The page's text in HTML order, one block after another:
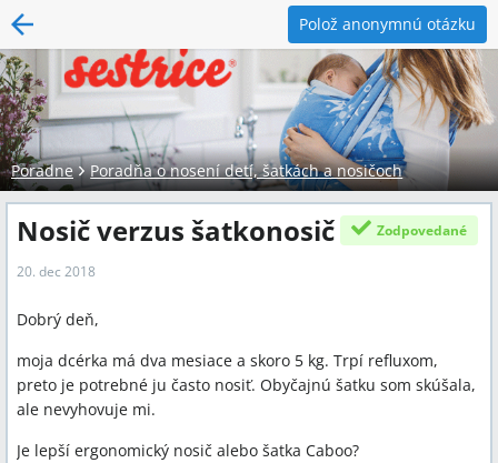
Polož anonymnú otázku
Poradne Poradňa o nosení detí, šatkách a nosičoch
Nosič verzus šatkonosič Zodpovedané
20. dec 2018
Dobrý deň,
moja dcérka má dva mesiace a skoro 5 kg. Trpí refluxom,
preto je potrebné ju často nosiť. Obyčajnú šatku som skúšala,
ale nevyhovuje mi.
Je lepší ergonomický nosič alebo šatka Caboo?